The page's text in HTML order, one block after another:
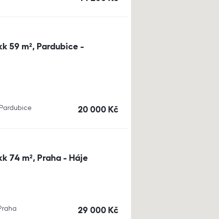
59 m², Pardubice -
cena
20 000 Kč
74 m², Praha - Háje
cena
29 000 Kč